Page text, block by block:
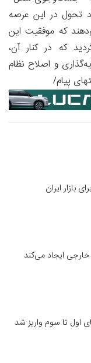
تحول در این عرصه
که موفقیت این
که در کنار آن،
و اصلاح نظام
پیام/
خارجی ایجاد می‌کند
اول تا سوم واریز شد